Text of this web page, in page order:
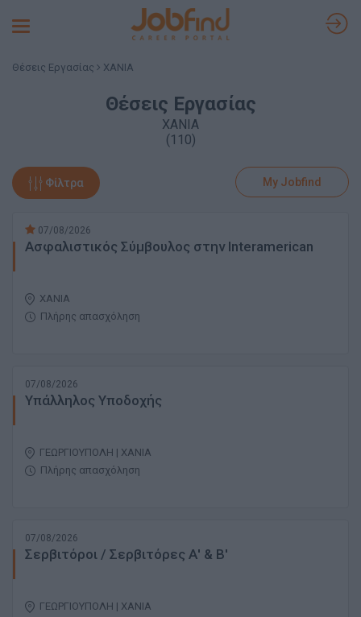
Toggle
Θέσεις Εργασίας ΧΑΝΙΑ
Θέσεις Εργασίας
ΧΑΝΙΑ
(110)
Φίλτρα My Jobfind
07/08/2026
Ασφαλιστικός Σύμβουλος στην Interamerican
ΧΑΝΙΑ
Πλήρης απασχόληση
07/08/2026
Υπάλληλος Υποδοχής
ΓΕΩΡΓΙΟΥΠΟΛΗ | ΧΑΝΙΑ
Πλήρης απασχόληση
07/08/2026
Σερβιτόροι / Σερβιτόρες Α' & Β'
ΓΕΩΡΓΙΟΥΠΟΛΗ | ΧΑΝΙΑ